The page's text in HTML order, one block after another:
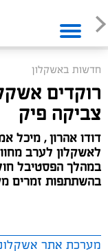
חדשות באשקלון
רוקדים
צביקה פיק
דודו אהרון , מיכל
לאשקלון לערב
במהלך הפסטיבל
בהשתתפות זמרים
מערכת אתר אשקלונים / 09:53